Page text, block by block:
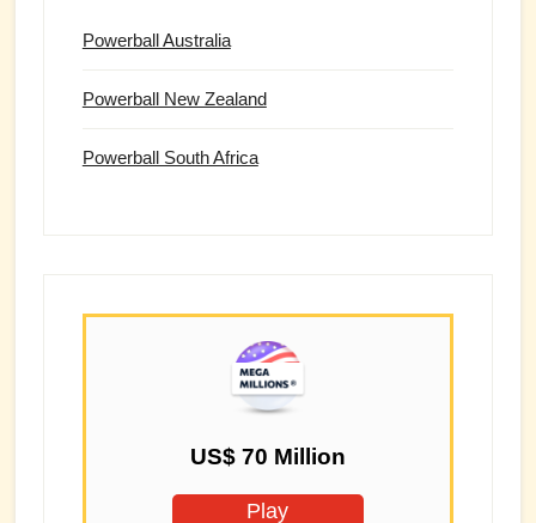
Powerball Australia
Powerball New Zealand
Powerball South Africa
US$ 70 Million
Play